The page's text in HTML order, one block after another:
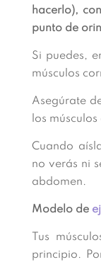
hacerlo),
punto de
Si puedes,
músculos
Asegúrate
los
Cuando
no verás ni
abdomen.
Modelo de
Tus
principio.